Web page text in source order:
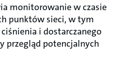
monitorowanie w czasie
punktów sieci, w tym
i dostarczanego
przegląd potencjalnych